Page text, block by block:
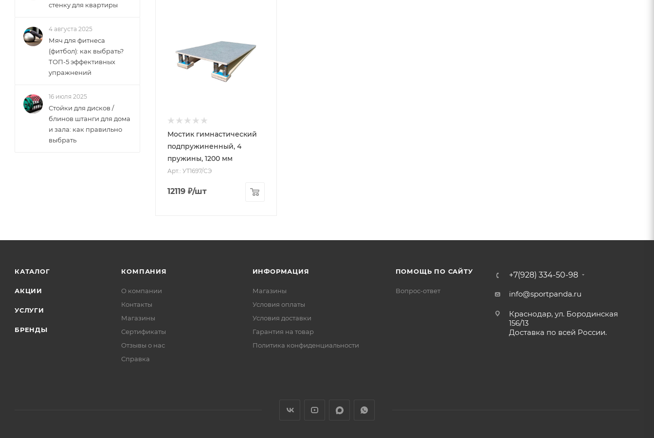
Мостик гимнастический
подпружиненный, 4
пружины, 1200 мм
Арт.: УТ1697/СЭ
12119 ₽/шт
стенку для квартиры
4 августа 2025
Мяч для фитнеса
(фитбол): как выбрать?
ТОП-5 эффективных
упражнений
16 июля 2025
Стойки для дисков /
блинов штанги для дома
и зала: как правильно
выбрать
КАТАЛОГ
АКЦИИ
УСЛУГИ
БРЕНДЫ
КОМПАНИЯ
О компании
Контакты
Магазины
Сертификаты
Отзывы о нас
Справка
ИНФОРМАЦИЯ
Магазины
Условия оплаты
Условия доставки
Гарантия на товар
Политика конфиденциальности
ПОМОЩЬ ПО САЙТУ
Вопрос-ответ
+7(928) 334-50-98
info@sportpanda.ru
Краснодар, ул. Бородинская
156/13
Доставка по всей России.